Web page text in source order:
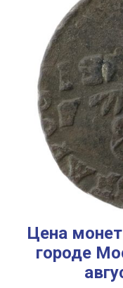
Цена
городе